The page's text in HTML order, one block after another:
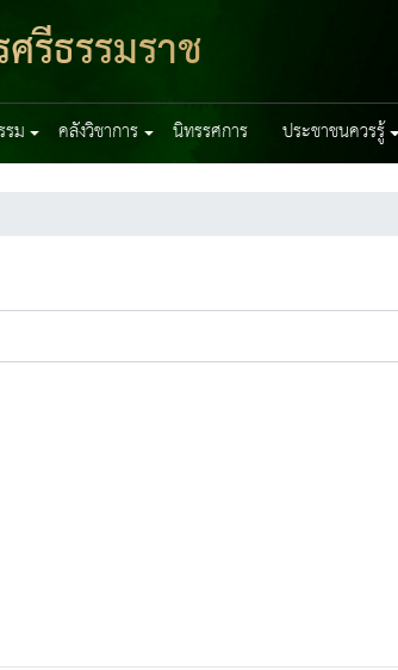
รีธรรมราช
ม คลังวิชาการ นิทรรศการ ประชาชนควรรู้